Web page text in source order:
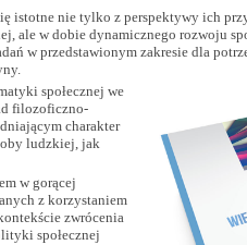
istotne nie tylko z perspektywy ich
ale w dobie dynamicznego rozwoju
w przedstawionym zakresie dla
społecznej we
filozoficzno-
charakter
ludzkiej, jak
w gorącej
z korzystaniem
zwrócenia
społecznej